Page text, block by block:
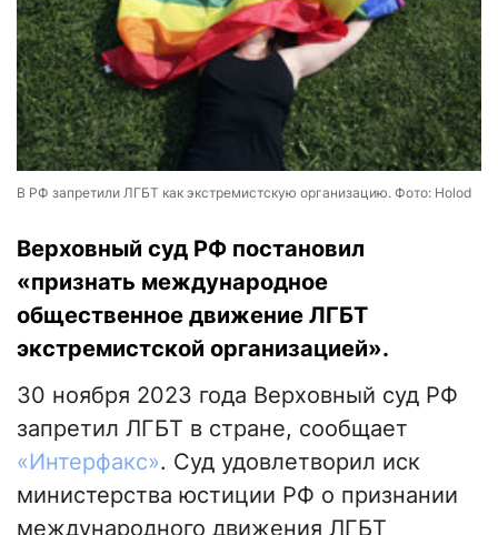
В РФ запретили ЛГБТ как экстремистскую организацию. Фото: Holod
Верховный суд РФ постановил
«признать международное
общественное движение ЛГБТ
экстремистской организацией».
30 ноября 2023 года Верховный суд РФ
запретил ЛГБТ в стране, сообщает
«Интерфакс». Суд удовлетворил иск
министерства юстиции РФ о признании
международного движения ЛГБТ